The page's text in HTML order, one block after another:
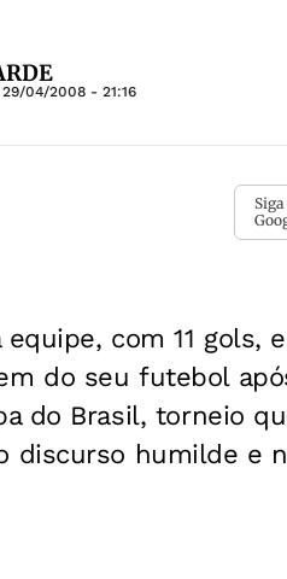
29/04/2008 - 21:16
Siga
com 11 gols,
do seu futebol
do Brasil, torneio
discurso humilde e